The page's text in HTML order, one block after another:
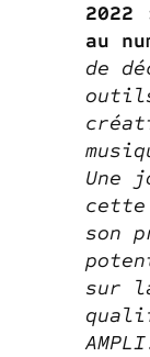
au
de
Une
cette
son
sur